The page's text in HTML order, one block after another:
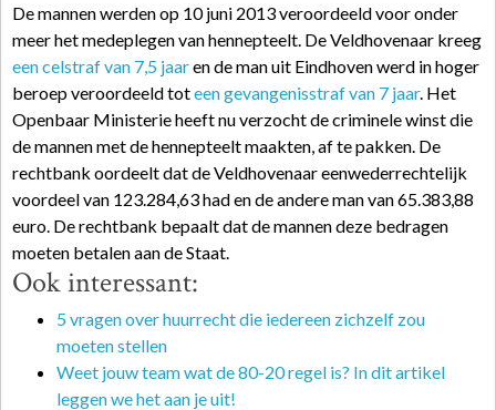
De mannen werden op 10 juni 2013 veroordeeld voor onder
meer het medeplegen van hennepteelt. De Veldhovenaar kreeg
een celstraf van 7,5 jaaren de man uit Eindhoven werd inhoger
beroepveroordeeld toteen gevangenisstraf van 7 jaar. Het
Openbaar Ministerieheeft nu verzocht de criminele winst die
de mannen met de hennepteelt maakten, af te pakken. De
rechtbank oordeelt dat de Veldhovenaar eenwederrechtelijk
voordeel van 123.284,63 had en de andere man van 65.383,88
euro. De rechtbank bepaalt dat de mannen deze bedragen
moeten betalen aan de Staat.
Ook interessant:
5 vragen over huurrecht die iedereen zichzelf zou
moeten stellen
Weet jouw team wat de 80-20 regel is? In dit artikel
leggen we het aan je uit!